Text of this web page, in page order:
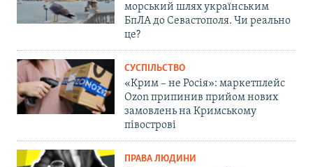
морський шлях українським
БпЛА до Севастополя. Чи реально
це?
СУСПІЛЬСТВО
«Крим – не Росія»: маркетплейс
Ozon припинив прийом нових
замовлень на Кримському
півострові
ПРАВА ЛЮДИНИ